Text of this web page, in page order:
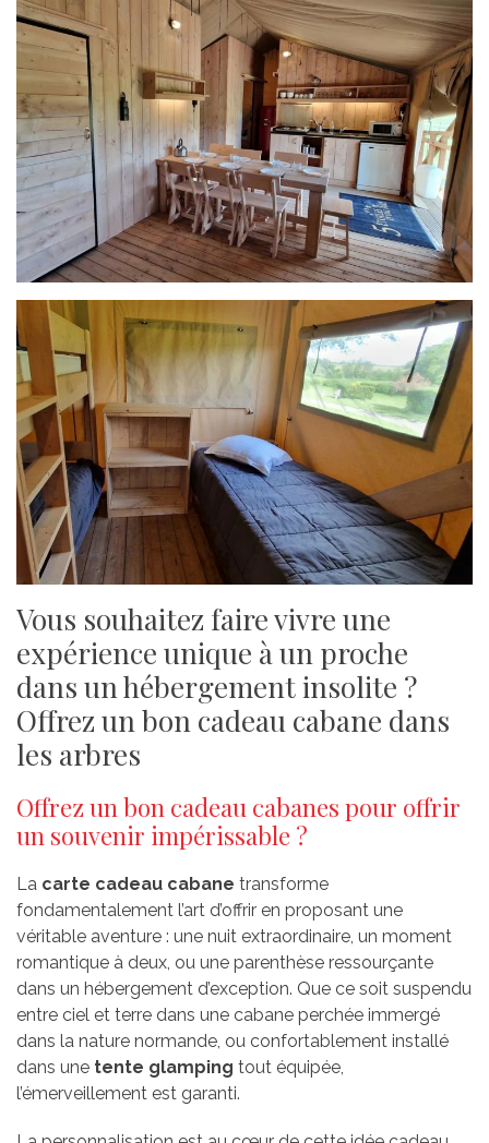
Vous souhaitez faire vivre une
expérience unique à un proche
dans un hébergement insolite ?
Offrez un bon cadeau cabane dans
les arbres
Offrez un bon cadeau cabanes pour offrir
un souvenir impérissable ?
La carte cadeau cabane transforme
fondamentalement l’art d’offrir en proposant une
véritable aventure : une nuit extraordinaire, un moment
romantique à deux, ou une parenthèse ressourçante
dans un hébergement d’exception. Que ce soit suspendu
entre ciel et terre dans une cabane perchée immergé
dans la nature normande, ou confortablement installé
dans une tente glamping tout équipée,
l’émerveillement est garanti.